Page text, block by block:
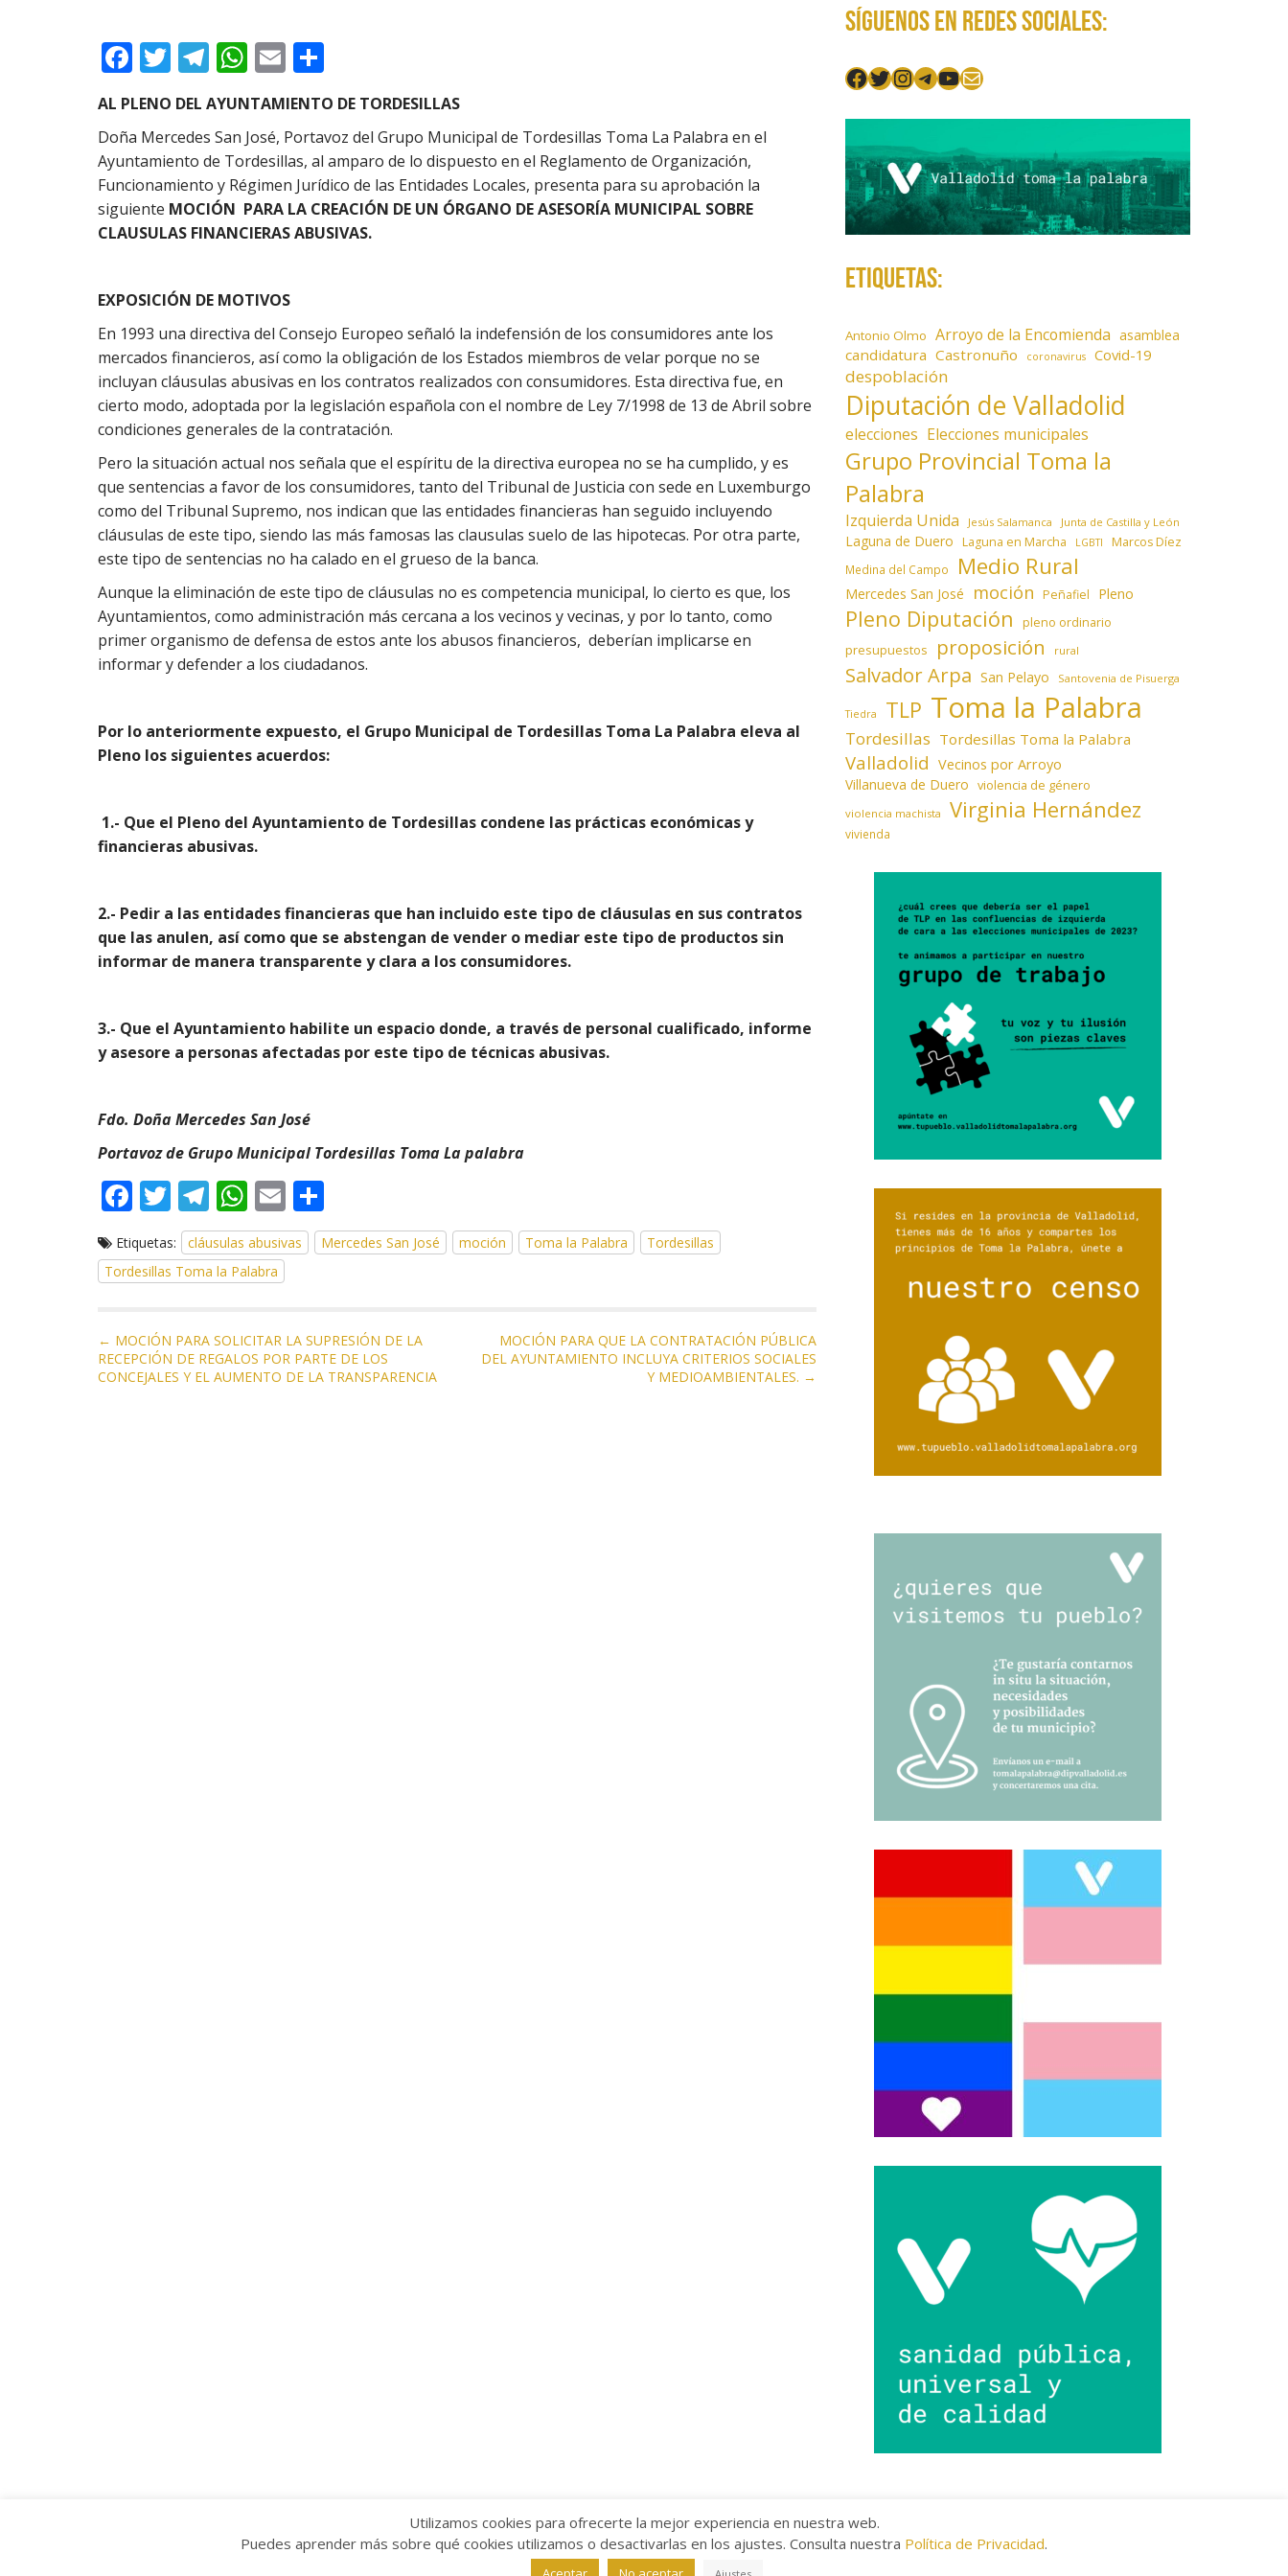
F
ac
e
b
o
o
k
T
w
itt
er
T
el
e
gr
a
m
W
h
at
s
A
p
p
E
m
ai
l
o
m
p
ar
ti
r
AL PLENO DEL AYUNTAMIENTO DE TORDESILLAS
Doña Mercedes San José, Portavoz del Grupo Municipal de Tordesillas Toma La Palabra en el
Ayuntamiento de Tordesillas, al amparo de lo dispuesto en el Reglamento de Organización,
Funcionamiento y Régimen Jurídico de las Entidades Locales, presenta para su aprobación la
siguiente MOCIÓN PARA LA CREACIÓN DE UN ÓRGANO DE ASESORÍA MUNICIPAL SOBRE
CLAUSULAS FINANCIERAS ABUSIVAS.
EXPOSICIÓN DE MOTIVOS
En 1993 una directiva del Consejo Europeo señaló la indefensión de los consumidores ante los
mercados financieros, así como la obligación de los Estados miembros de velar porque no se
incluyan cláusulas abusivas en los contratos realizados con consumidores. Esta directiva fue, en
cierto modo, adoptada por la legislación española con el nombre de Ley 7/1998 de 13 de Abril sobre
condiciones generales de la contratación.
Pero la situación actual nos señala que el espíritu de la directiva europea no se ha cumplido, y es
que sentencias a favor de los consumidores, tanto del Tribunal de Justicia con sede en Luxemburgo
como del Tribunal Supremo, nos indican que las entidades financieras han seguido incluyendo
cláusulas de este tipo, siendo las más famosas las clausulas suelo de las hipotecas. Por otra parte,
este tipo de sentencias no ha calado en el grueso de la banca.
Aunque la eliminación de este tipo de cláusulas no es competencia municipal, lo cierto es que, los
Ayuntamientos, como administración más cercana a los vecinos y vecinas, y por lo tanto, como
primer organismo de defensa de estos ante los abusos financieros, deberían implicarse en
informar y defender a los ciudadanos.
Por lo anteriormente expuesto, el Grupo Municipal de Tordesillas Toma La Palabra eleva al
Pleno los siguientes acuerdos:
1.- Que el Pleno del Ayuntamiento de Tordesillas condene las prácticas económicas y
financieras abusivas.
2.- Pedir a las entidades financieras que han incluido este tipo de cláusulas en sus contratos
que las anulen, así como que se abstengan de vender o mediar este tipo de productos sin
informar de manera transparente y clara a los consumidores.
3.- Que el Ayuntamiento habilite un espacio donde, a través de personal cualificado, informe
y asesore a personas afectadas por este tipo de técnicas abusivas.
Fdo. Doña Mercedes San José
Portavoz de Grupo Municipal Tordesillas Toma La palabra
F
e
b
o
k
T
w
itt
er
T
el
e
gr
m
W
h
at
s
p
p
E
m
ai
o
m
ti
r
Etiquetas: cláusulas abusivas Mercedes San José moción Toma la Palabra
Tordesillas
Tordesillas Toma la Palabra
N
a
← MOCIÓN PARA SOLICITAR LA SUPRESIÓN DE LA
RECEPCIÓN DE REGALOS POR PARTE DE LOS
CONCEJALES Y EL AUMENTO DE LA TRANSPARENCIA
MOCIÓN PARA QUE LA CONTRATACIÓN PÚBLICA
DEL AYUNTAMIENTO INCLUYA CRITERIOS SOCIALES
Y MEDIOAMBIENTALES. →
Síguenos en redes sociales:
Facebook
Twitter
Instagram
Telegram
YouTube
Mail
Etiquetas:
Antonio Olmo Arroyo de la Encomienda asamblea
candidatura Castronuño coronavirus Covid-19
despoblación
Diputación de Valladolid
elecciones Elecciones municipales
Grupo Provincial Toma la
Palabra
Izquierda Unida Jesús Salamanca Junta de Castilla y León
Laguna de Duero Laguna en Marcha LGBTI Marcos Díez
Medina del Campo Medio Rural
Mercedes San José moción Peñafiel Pleno
Pleno Diputación pleno ordinario
presupuestos proposición rural
Salvador Arpa San Pelayo Santovenia de Pisuerga
Tiedra TLP Toma la Palabra
Tordesillas Tordesillas Toma la Palabra
Valladolid Vecinos por Arroyo
Villanueva de Duero violencia de género
violencia machista Virginia Hernández
vivienda
Aviso legal/Política de Privacidad /
Utilizamos cookies para ofrecerte la mejor experiencia en nuestra web.
Puedes aprender más sobre qué cookies utilizamos o desactivarlas en los ajustes. Consulta nuestra Política de Privacidad.